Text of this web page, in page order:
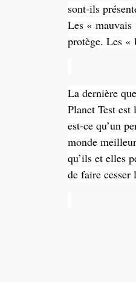
sont-ils
Les «
protège. Les «
La dernière
Planet Test
est-ce qu’un
monde
qu’ils et elles
de faire cesser